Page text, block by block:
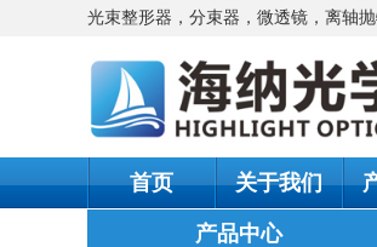
光束整形器，分束器，微透镜，离轴
首页 关于我们
产品中心